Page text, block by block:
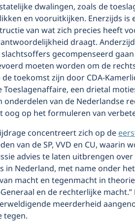
dwalingen, zoals de
en vooruitkijken. Enerzijds is
van wat zich precies heeft
draagt.
gecompenseerd
moeten worden om de
toekomst zijn door CDA-
Toeslagenaffaire, een drietal
onderdelen van de Nederlandse
oog op het formuleren van
concentreert zich op de
van de SP, VVD en CU, waarin
advies te laten uitbrengen
in Nederland, met name onder
macht en tegenmacht in
en de rechterlijke
meerderheid
tegen.